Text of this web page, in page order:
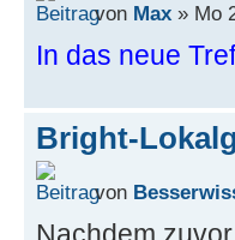
von Max » Mo
In das neue
Bright-
von